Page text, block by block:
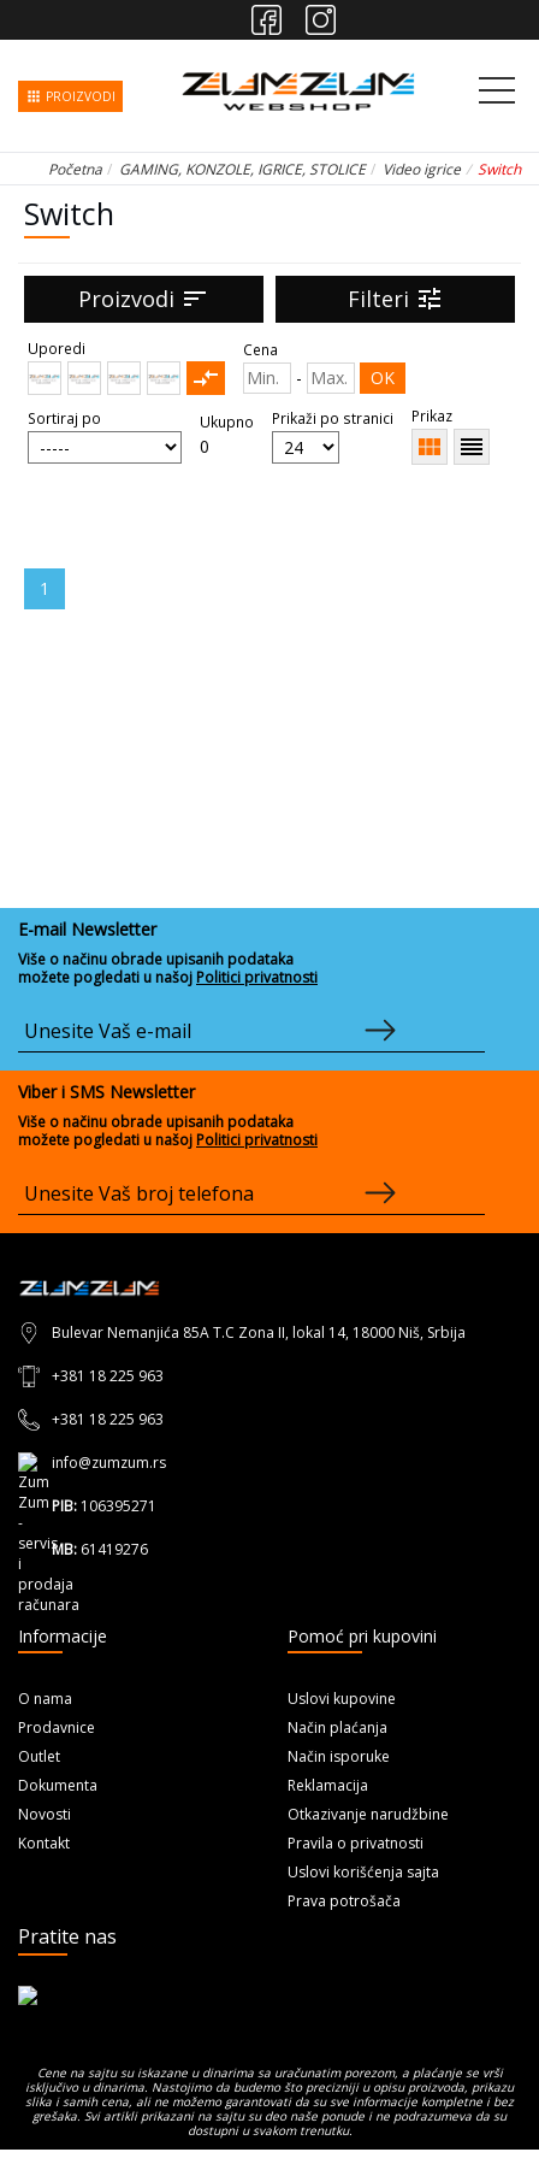
apps PROIZVODI
Početna GAMING, KONZOLE, IGRICE, STOLICE Video igrice Switch
Switch
Proizvodi sort Filteri tune
Uporedi
compare_arrows
Cena
- OK
Sortiraj po Ukupno
0
Prikaži po stranici Prikaz
view_module reorder
1
E-mail Newsletter
Više o načinu obrade upisanih podataka
možete pogledati u našoj Politici privatnosti
Viber i SMS Newsletter
Više o načinu obrade upisanih podataka
možete pogledati u našojPolitici privatnosti
Bulevar Nemanjića 85A T.C Zona II, lokal 14, 18000 Niš, Srbija
+381 18 225 963
+381 18 225 963
info@zumzum.rs
PIB: 106395271
MB: 61419276
Informacije
O nama
Prodavnice
Outlet
Dokumenta
Novosti
Kontakt
Pomoć pri kupovini
Uslovi kupovine
Način plaćanja
Način isporuke
Reklamacija
Otkazivanje narudžbine
Pravila o privatnosti
Uslovi korišćenja sajta
Prava potrošača
Pratite nas
Cene na sajtu su iskazane u dinarima sa uračunatim porezom, a plaćanje se vrši
isključivo u dinarima. Nastojimo da budemo što precizniji u opisu proizvoda, prikazu
slika i samih cena, ali ne možemo garantovati da su sve informacije kompletne i bez
grešaka. Svi artikli prikazani na sajtu su deo naše ponude i ne podrazumeva da su
dostupni u svakom trenutku.